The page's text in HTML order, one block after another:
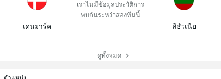
ตำแหน่ง
เดนมาร์ค
เราไม่มีข้อมูลประวัติการ
พบกันระหว่าสองทีมนี้
ลิธัวเนีย
ดูทั้งหมด